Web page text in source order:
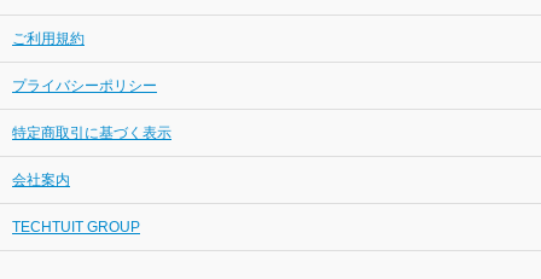
ご利用規約
プライバシーポリシー
特定商取引に基づく表示
会社案内
TECHTUIT GROUP